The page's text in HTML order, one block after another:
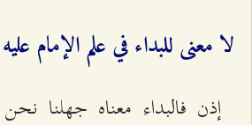
لا معنى للبداء في علم الإمام
إذن فالبداء معناه جهلنا